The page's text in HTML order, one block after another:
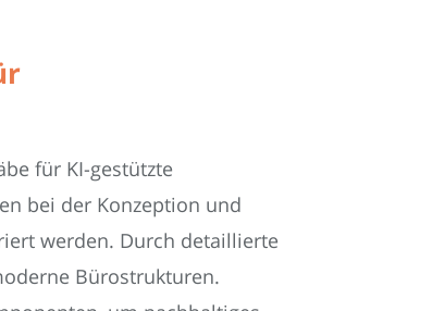
für KI-gestützte
bei der Konzeption und
werden. Durch detaillierte
Bürostrukturen.